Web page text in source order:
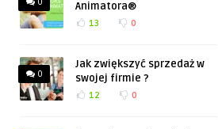
Animatora®
13 0
0
Jak zwiększyć sprzedaż w
swojej firmie ?
12 0